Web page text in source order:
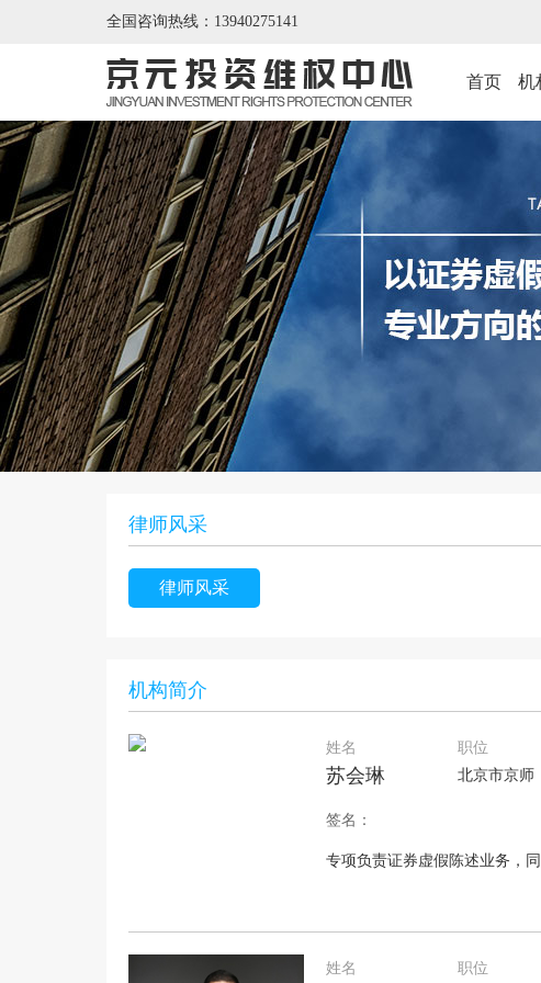
全国咨询热线：13940275141
首页 机
律师风采
律师风采
机构简介
姓名
苏会琳
职位
北京市京师
签名：
专项负责证券虚假陈述业务，
姓名 职位